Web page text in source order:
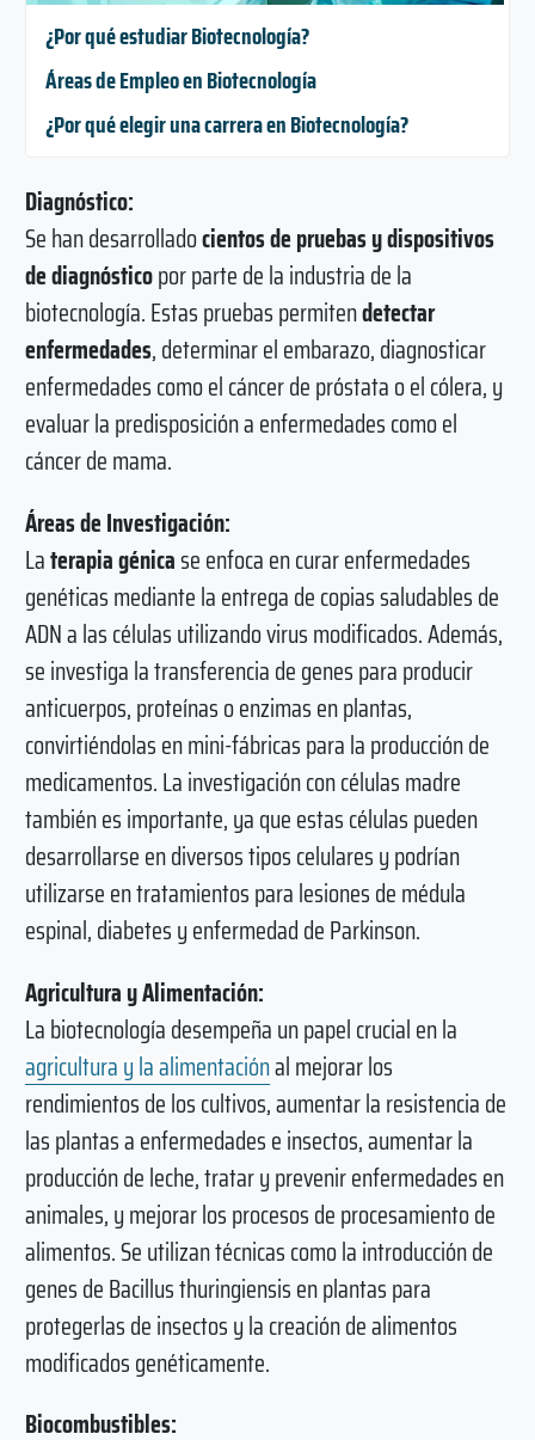
¿Por qué estudiar Biotecnología?
Áreas de Empleo en Biotecnología
¿Por qué elegir una carrera en Biotecnología?
Diagnóstico:
Se han desarrolladocientos de pruebas y dispositivos
de diagnósticopor parte de la industria de la
biotecnología. Estas pruebas permitendetectar
enfermedades, determinar el embarazo, diagnosticar
enfermedades como el cáncer de próstata o el cólera, y
evaluar la predisposición a enfermedades como el
cáncer de mama.
Áreas de Investigación:
Laterapia génicase enfoca en curar enfermedades
genéticas mediante la entrega de copias saludables de
ADN a las células utilizando virus modificados. Además,
se investiga la transferencia de genes para producir
anticuerpos, proteínas o enzimas en plantas,
convirtiéndolas en mini-fábricas para la producción de
medicamentos. La investigación con células madre
también es importante, ya que estas células pueden
desarrollarse en diversos tipos celulares y podrían
utilizarse en tratamientos para lesiones de médula
espinal, diabetes y enfermedad de Parkinson.
Agricultura y Alimentación:
La biotecnología desempeña un papel crucial en la
agricultura y la alimentaciónal mejorar los
rendimientos de los cultivos, aumentar la resistencia de
las plantas a enfermedades e insectos, aumentar la
producción de leche, tratar y prevenir enfermedades en
animales, y mejorar los procesos de procesamiento de
alimentos. Se utilizan técnicas como la introducción de
genes de Bacillus thuringiensis en plantas para
protegerlas de insectos y la creación de alimentos
modificados genéticamente.
Biocombustibles: